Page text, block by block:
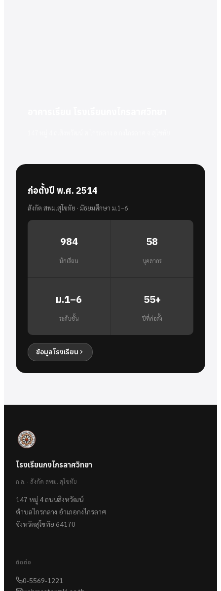
ก่อตั้งปี พ.ศ. 2514
สังกัด สพม.สุโขทัย · มัธยมศึกษา ม.1–6
984
นักเรียน
58
บุคลากร
ม.1–6
ระดับชั้น
55+
ปีที่ก่อตั้ง
ข้อมูลโรงเรียน
โรงเรียนกงไกรลาศวิทยา
ก.ล. · สังกัด สพม. สุโขทัย
147 หมู่ 4 ถนนสิงหวัฒน์
ตำบลไกรกลาง อำเภอกงไกรลาศ
จังหวัดสุโขทัย 64170
ติดต่อ
0-5569-1221